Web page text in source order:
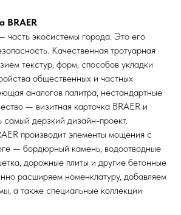
BRAER
часть экосистемы города. Это его
Качественная тротуарная
текстур, форм, способов укладки
общественных и частных
аналогов палитра, нестандартные
— визитная карточка BRAER и
самый дерзкий дизайн-проект.
производит элементы мощения с
— бордюрный камень, водоотводные
дорожные плиты и другие бетонные
расширяем номенклатуру, добавляем
а также специальные коллекции